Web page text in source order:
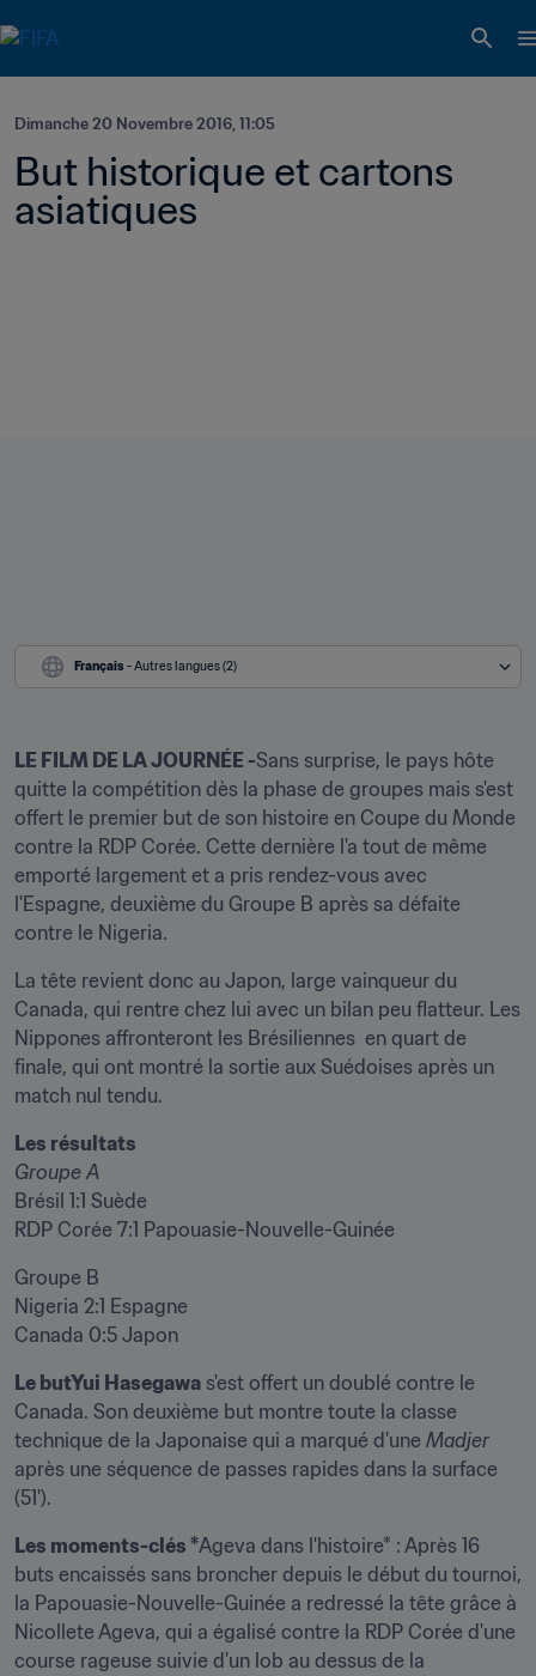
Dimanche 20 Novembre 2016, 11:05
But historique et cartons
asiatiques
Français - Autres langues (2)
LE FILM DE LA JOURNÉE -Sans surprise, le pays hôte
quitte la compétition dès la phase de groupes mais s'est
offert le premier but de son histoire en Coupe du Monde
contre la RDP Corée. Cette dernière l'a tout de même
emporté largement et a pris rendez-vous avec
l'Espagne, deuxième du Groupe B après sa défaite
contre le Nigeria.
La tête revient donc au Japon, large vainqueur du
Canada, qui rentre chez lui avec un bilan peu flatteur. Les
Nippones affronteront les Brésiliennes  en quart de
finale, qui ont montré la sortie aux Suédoises après un
match nul tendu.
Les résultats
Brésil 1:1 Suède
RDP Corée 7:1 Papouasie-Nouvelle-Guinée
Groupe B
Nigeria 2:1 Espagne
Canada 0:5 Japon
Le butYui Hasegawa s'est offert un doublé contre le
Canada. Son deuxième but montre toute la classe
technique de la Japonaise qui a marqué d'une Madjer
après une séquence de passes rapides dans la surface
(51').
Les moments-clés *Ageva dans l'histoire* : Après 16
buts encaissés sans broncher depuis le début du tournoi,
la Papouasie-Nouvelle-Guinée a redressé la tête grâce à
Nicollete Ageva, qui a égalisé contre la RDP Corée d'une
course rageuse suivie d'un lob au dessus de la